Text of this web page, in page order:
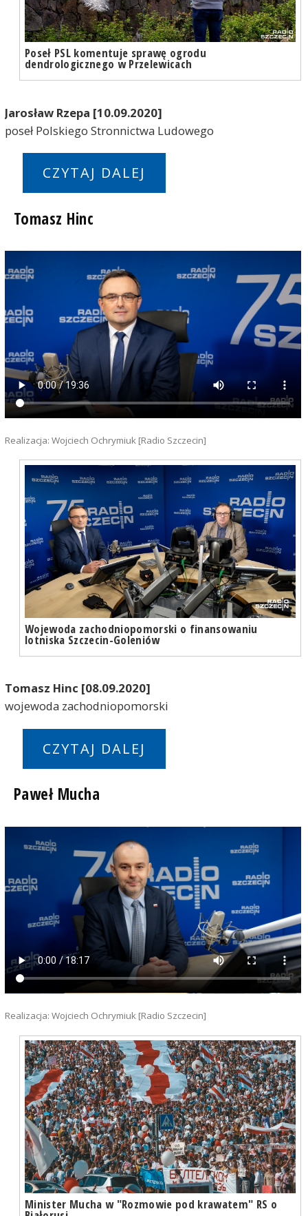
Poseł PSL komentuje sprawę ogrodu
dendrologicznego w Przelewicach
Jarosław Rzepa [10.09.2020]
poseł Polskiego Stronnictwa Ludowego
CZYTAJ DALEJ
Tomasz Hinc
Realizacja: Wojciech Ochrymiuk [Radio Szczecin]
Wojewoda zachodniopomorski o finansowaniu
lotniska Szczecin-Goleniów
Tomasz Hinc [08.09.2020]
wojewoda zachodniopomorski
CZYTAJ DALEJ
Paweł Mucha
Realizacja: Wojciech Ochrymiuk [Radio Szczecin]
Minister Mucha w "Rozmowie pod krawatem" RS o